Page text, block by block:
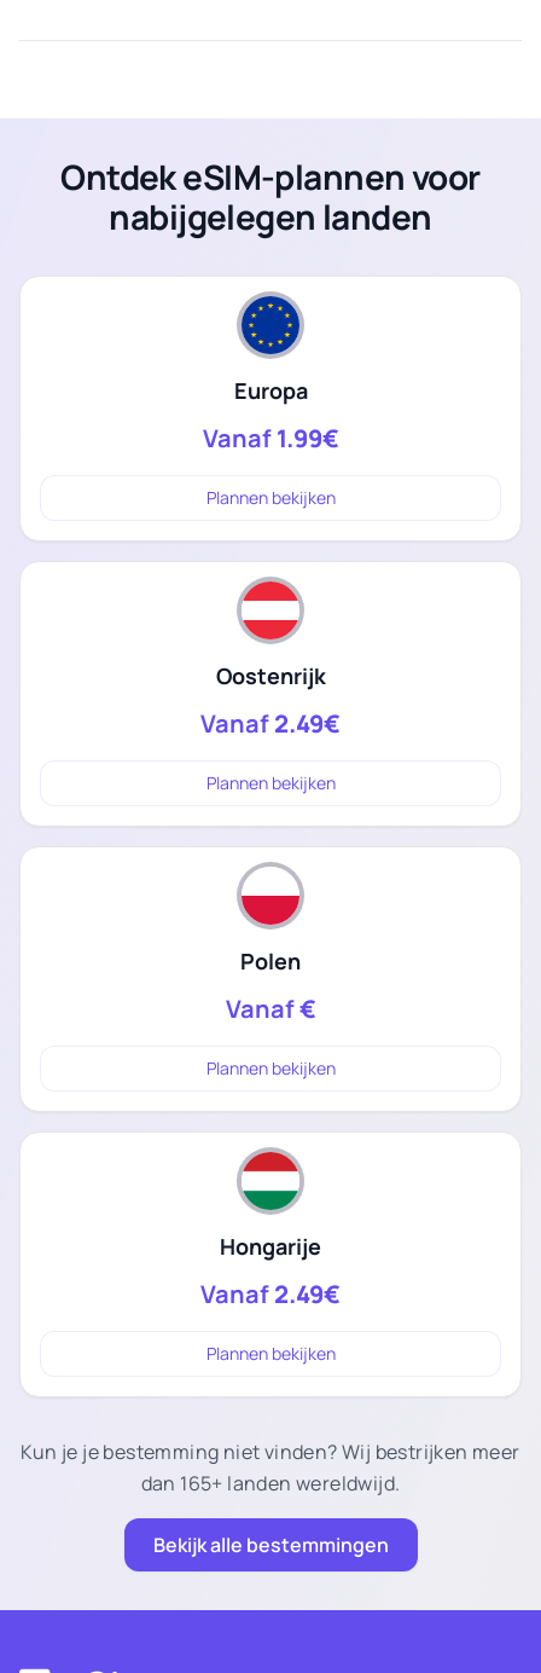
Ontdek eSIM-plannen voor
nabijgelegen landen
Europa
Vanaf1.99€
Plannen bekijken
Oostenrijk
Vanaf2.49€
Plannen bekijken
Polen
Vanaf€
Plannen bekijken
Hongarije
Vanaf2.49€
Plannen bekijken
Kun je je bestemming niet vinden? Wij bestrijken meer
dan 165+ landen wereldwijd.
Bekijk alle bestemmingen